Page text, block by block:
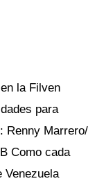
la Filven
para
Renny Marrero/
Como cada
Venezuela